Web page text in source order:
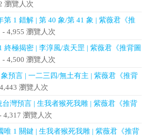
瀏覽人次
第 1 錯解 | 第 40 象/第 41 象 | 紫薇君《推
- 4,955 瀏覽人次
終極揭密 | 李淳風/袁天罡 | 紫薇君《推背圖
- 4,500 瀏覽人次
預言 | 一二三四/無土有主 | 紫薇君《推背
瀏覽人次
台灣預言 | 生我者猴死我雕 | 紫薇君《推背
4,317 瀏覽人次
唯 1 關鍵 | 生我者猴死我雕 | 紫薇君《推背